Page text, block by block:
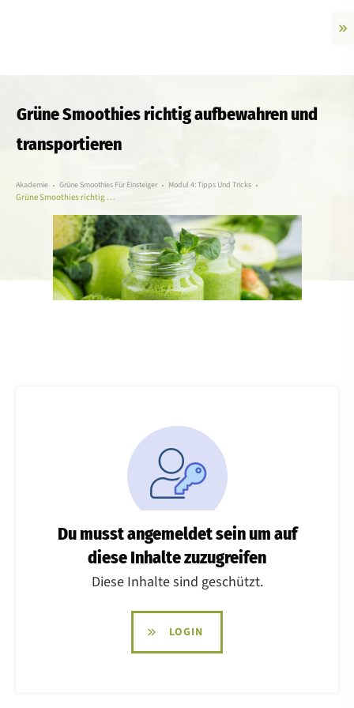
Grüne Smoothies richtig aufbewahren und
transportieren
Akademie Grüne Smoothies Für Einsteiger Modul 4: Tipps Und Tricks
Grüne Smoothies richtig aufbewahren und transportieren
Du musst angemeldet sein um auf
diese Inhalte zuzugreifen
Diese Inhalte sind geschützt.
LOGIN